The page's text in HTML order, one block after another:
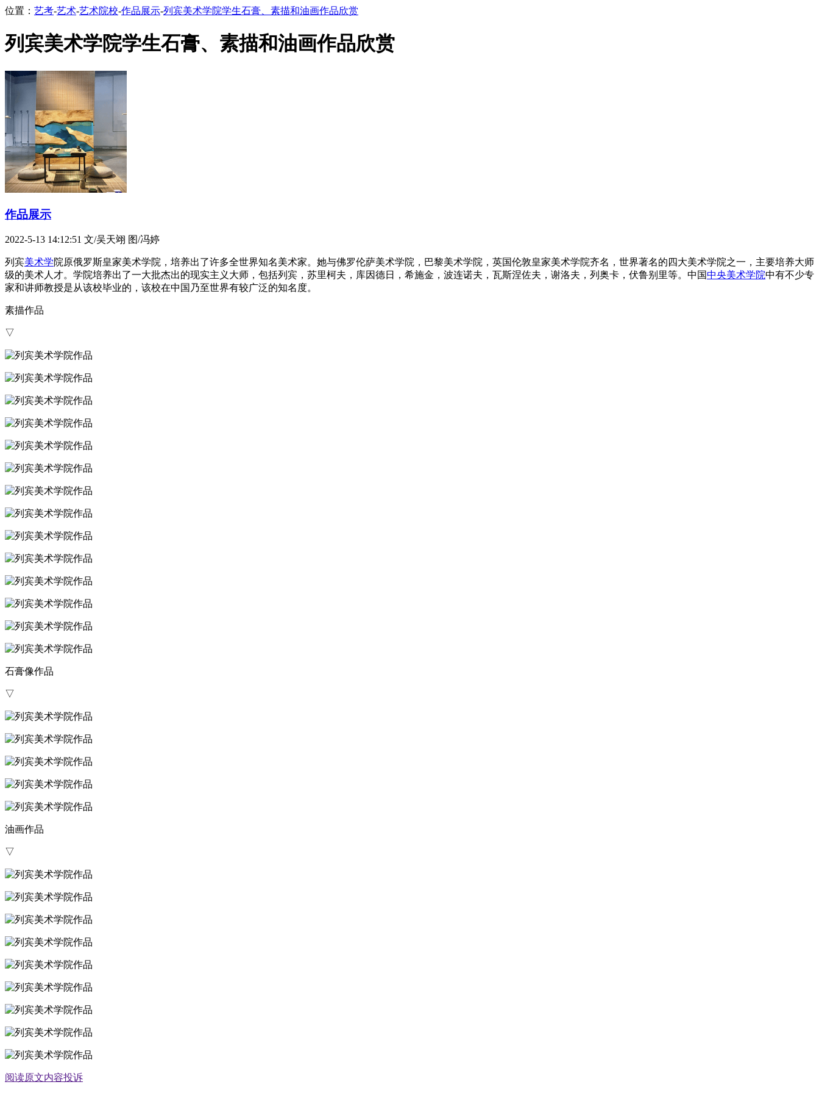
位置： 艺考-艺术-艺术院校-作品展示-列宾美术学院学生石膏、素描和油画作品欣赏
列宾美术学院学生石膏、素描和油画作品欣赏
作品展示
2022-5-13 14:12:51 文/吴天翊 图/冯婷
列宾美术学院原俄罗斯皇家美术学院，培养出了许多全世界知名美术家。她与佛罗伦萨美术学院，巴黎美术学院，英国伦敦皇家美术学院齐名，世界著名的四大美术学院之一，主要培养大师
级的美术人才。学院培养出了一大批杰出的现实主义大师，包括列宾，苏里柯夫，库因德日，希施金，波连诺夫，瓦斯涅佐夫，谢洛夫，列奥卡，伏鲁别里等。中国中央美术学院中有不少专
家和讲师教授是从该校毕业的，该校在中国乃至世界有较广泛的知名度。
素描作品
▽
石膏像作品
▽
油画作品
▽
阅读原文内容投诉